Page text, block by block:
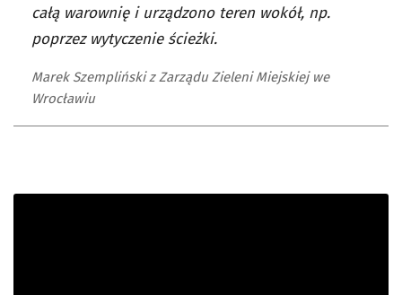
całą warownię i urządzono teren wokół, np.
poprzez wytyczenie ścieżki.
Marek Szempliński z Zarządu Zieleni Miejskiej we
Wrocławiu